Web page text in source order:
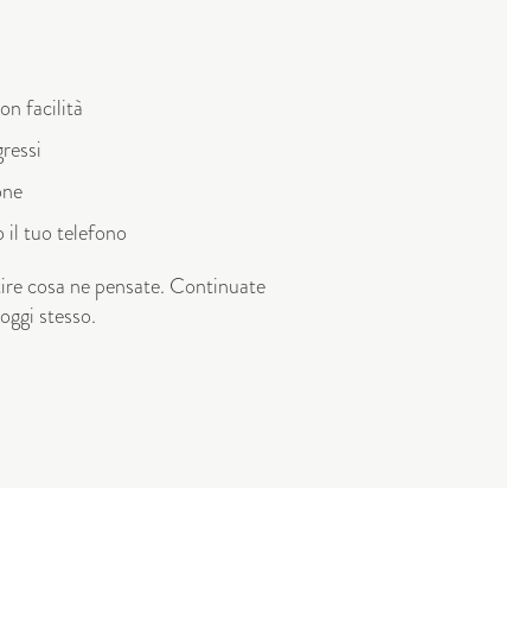
facilità
il tuo telefono​
cosa ne pensate. Continuate
stesso.